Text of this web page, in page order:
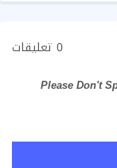
0 تعليقات
* Please Don't